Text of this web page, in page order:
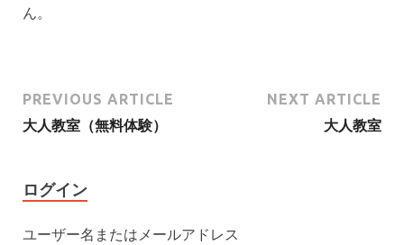
ん。
PREVIOUS ARTICLE
大人教室（無料体験）
NEXT ARTICLE
大人教室
ログイン
ユーザー名またはメールアドレス